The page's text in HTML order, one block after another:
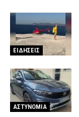
ΕΙΔΗΣΕΙΣ
ΑΣΤΥΝΟΜΙΑ